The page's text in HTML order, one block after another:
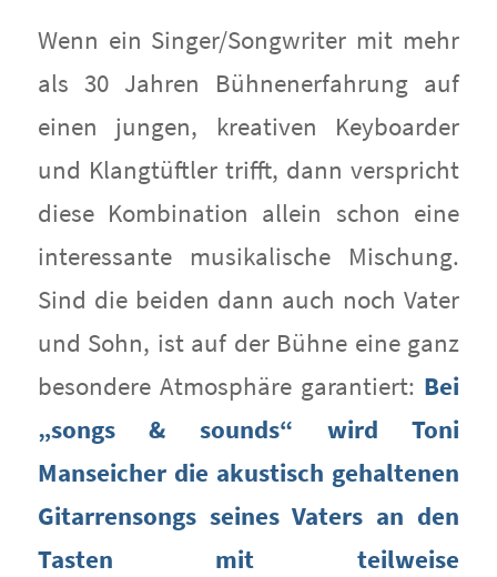
Wenn ein Singer/Songwriter mit mehr
als 30 Jahren Bühnenerfahrung auf
einen jungen, kreativen Keyboarder
und Klangtüftler trifft, dann verspricht
diese Kombination allein schon eine
interessante musikalische Mischung.
Sind die beiden dann auch noch Vater
und Sohn, ist auf der Bühne eine ganz
besondere Atmosphäre garantiert: Bei
„songs & sounds“ wird Toni
Manseicher die akustisch gehaltenen
Gitarrensongs seines Vaters an den
Tasten mit teilweise